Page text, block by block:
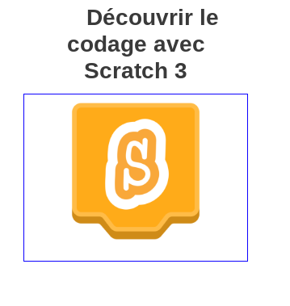
Découvrir le
codage avec
Scratch 3